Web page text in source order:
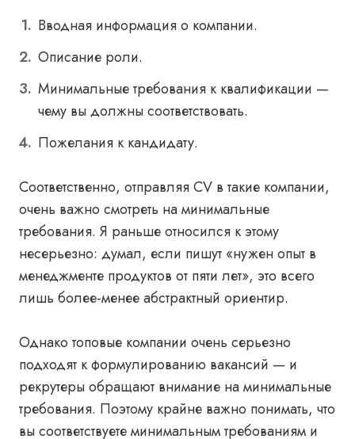
Вводная информация о компании.
Описание роли.
Минимальные требования к квалификации —
чему вы должны соответствовать.
Пожелания к кандидату.
Соответственно, отправляя CV в такие компании,
очень важно смотреть на минимальные
требования. Я раньше относился к этому
несерьезно: думал, если пишут «нужен опыт в
менеджменте продуктов от пяти лет», это всего
лишь более-менее абстрактный ориентир.
Однако топовые компании очень серьезно
подходят к формулированию вакансий — и
рекрутеры обращают внимание на минимальные
требования. Поэтому крайне важно понимать, что
вы соответствуете минимальным требованиям и